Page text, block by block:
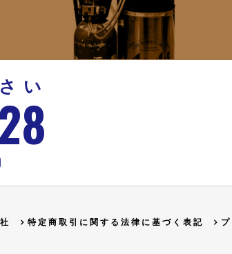
い
特定商取引に関する法律に基づく表記